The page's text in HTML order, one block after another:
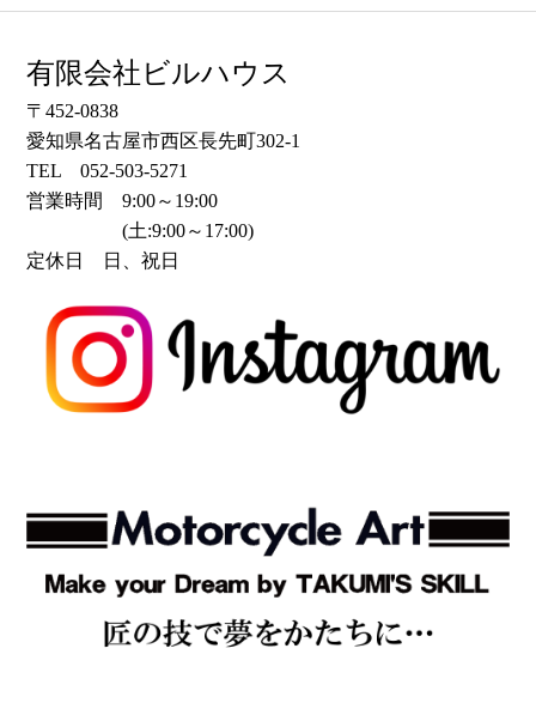
有限会社ビルハウス
〒452-0838
愛知県名古屋市西区長先町302-1
TEL 052-503-5271
営業時間 9:00～19:00
(土:9:00～17:00)
定休日 日、祝日